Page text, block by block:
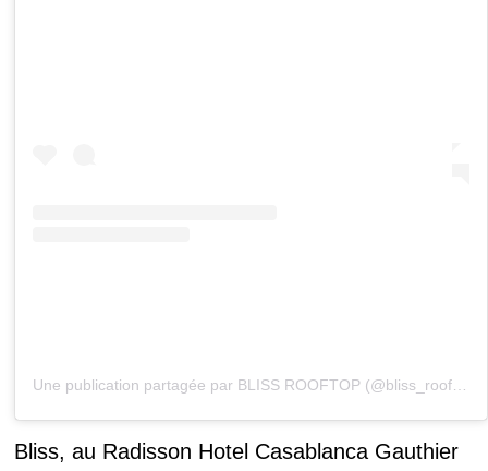
Bliss, au Radisson Hotel Casablanca Gauthier